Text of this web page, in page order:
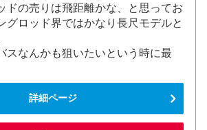
ドの売りは飛距離かな、と思ってお
グロッド界ではかなり長尺モデルと
スなんかも狙いたいという時に最
詳細ページ